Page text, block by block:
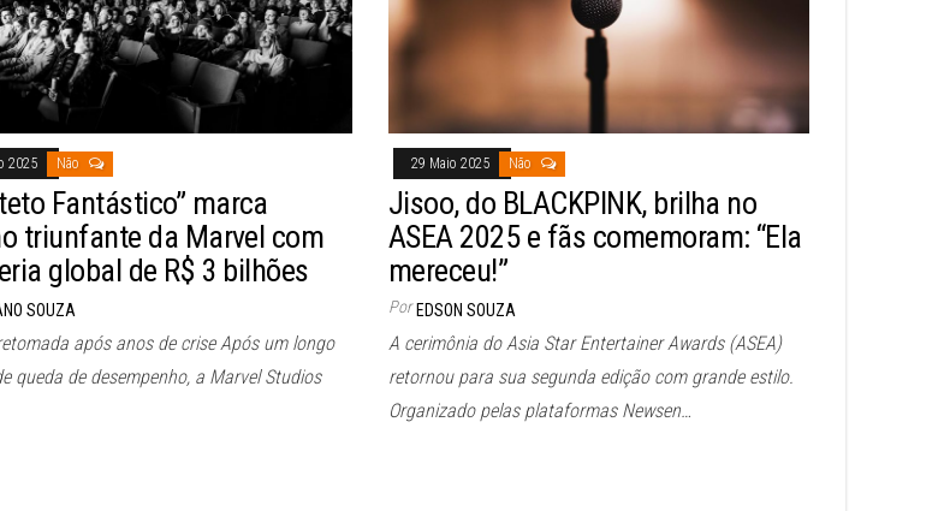
2025 Não
Fantástico” marca
triunfante da Marvel com
global de R$ 3 bilhões
SOUZA
após anos de crise Após um longo
queda de desempenho, a Marvel Studios
29 Maio 2025 Não
Jisoo, do BLACKPINK, brilha no
ASEA 2025 e fãs comemoram: “Ela
mereceu!”
Por EDSON SOUZA
A cerimônia do Asia Star Entertainer Awards (ASEA)
retornou para sua segunda edição com grande estilo.
Organizado pelas plataformas Newsen…